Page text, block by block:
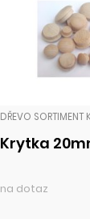
DŘEVO SORTIMENT
Krytka
na dotaz